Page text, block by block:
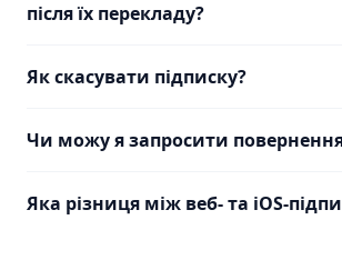
після їх перекладу?
Як скасувати підписку?
Чи можу я запросити
Яка різниця між веб- та iOS-